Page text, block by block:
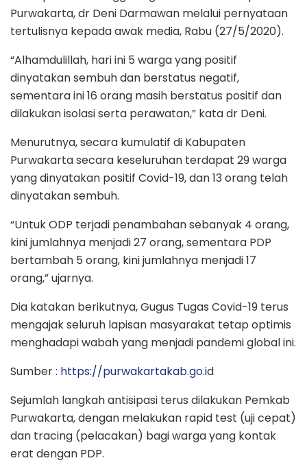
Purwakarta, dr Deni Darmawan melalui pernyataan
tertulisnya kepada awak media, Rabu (27/5/2020).
“Alhamdulillah, hari ini 5 warga yang positif
dinyatakan sembuh dan berstatus negatif,
sementara ini 16 orang masih berstatus positif dan
dilakukan isolasi serta perawatan,” kata dr Deni.
Menurutnya, secara kumulatif di Kabupaten
Purwakarta secara keseluruhan terdapat 29 warga
yang dinyatakan positif Covid-19, dan 13 orang telah
dinyatakan sembuh.
“Untuk ODP terjadi penambahan sebanyak 4 orang,
kini jumlahnya menjadi 27 orang, sementara PDP
bertambah 5 orang, kini jumlahnya menjadi 17
orang,” ujarnya.
Dia katakan berikutnya, Gugus Tugas Covid-19 terus
mengajak seluruh lapisan masyarakat tetap optimis
menghadapi wabah yang menjadi pandemi global ini.
Sumber : https://purwakartakab.go.id
Sejumlah langkah antisipasi terus dilakukan Pemkab
Purwakarta, dengan melakukan rapid test (uji cepat)
dan tracing (pelacakan) bagi warga yang kontak
erat dengan PDP.